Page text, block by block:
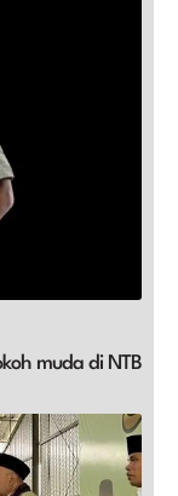
muda di NTB